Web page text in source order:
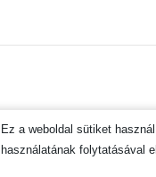
KAPCSOLAT ADATVÉDELMI
Ez a weboldal sütiket
használatának folytatásával